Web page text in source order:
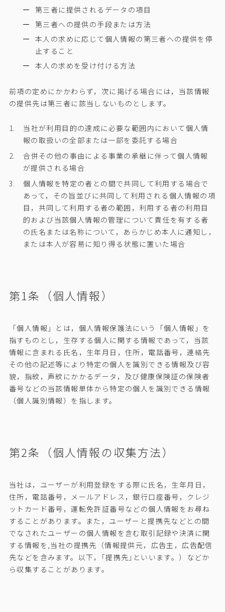
第三者に提供されるデータの項目
第三者への提供の手段または方法
本人の求めに応じて個人情報の第三者への提供を停
止すること
本人の求めを受け付ける方法
前項の定めにかかわらず，次に掲げる場合には，当該情報
の提供先は第三者に該当しないものとします。
当社が利用目的の達成に必要な範囲内において個人情
報の取扱いの全部または一部を委託する場合
合併その他の事由による事業の承継に伴って個人情報
が提供される場合
個人情報を特定の者との間で共同して利用する場合で
あって，その旨並びに共同して利用される個人情報の項
目，共同して利用する者の範囲，利用する者の利用目
的および当該個人情報の管理について責任を有する者
の氏名または名称について，あらかじめ本人に通知し，
または本人が容易に知り得る状態に置いた場合
第1条（個人情報）
「個人情報」とは，個人情報保護法にいう「個人情報」を
指すものとし，生存する個人に関する情報であって，当該
情報に含まれる氏名，生年月日，住所，電話番号，連絡先
その他の記述等により特定の個人を識別できる情報及び容
貌，指紋，声紋にかかるデータ，及び健康保険証の保険者
番号などの当該情報単体から特定の個人を識別できる情報
（個人識別情報）を指します。
第2条（個人情報の収集方法）
当社は，ユーザーが利用登録をする際に氏名，生年月日，
住所，電話番号，メールアドレス，銀行口座番号，クレジ
ットカード番号，運転免許証番号などの個人情報をお尋ね
することがあります。また，ユーザーと提携先などとの間
でなされたユーザーの個人情報を含む取引記録や決済に関
する情報を,当社の提携先（情報提供元，広告主，広告配信
先などを含みます。以下，｢提携先｣といいます。）などか
ら収集することがあります。